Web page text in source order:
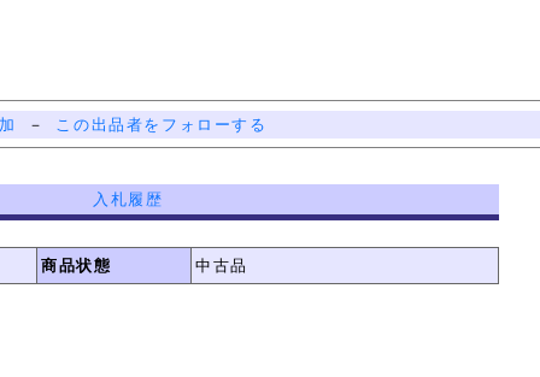
－ この出品者をフォローする
入札履歴
商品状態 中古品